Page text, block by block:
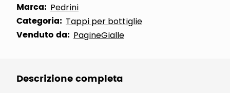
Marca: Pedrini
Categoria: Tappi per bottiglie
Venduto da: PagineGialle
Descrizione completa